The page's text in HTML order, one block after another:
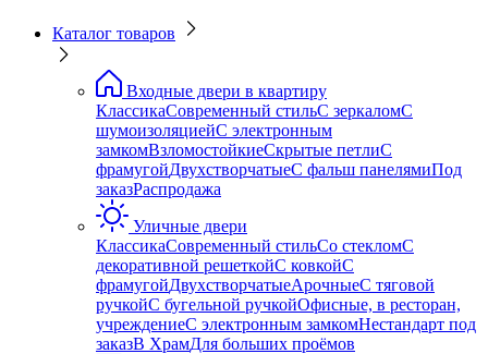
Каталог товаров
Входные двери в квартиру
КлассикаСовременный стильС зеркаломС
шумоизоляциейС электронным
замкомВзломостойкиеСкрытые петлиС
фрамугойДвухстворчатыеС фальш панелямиПод
заказРаспродажа
Уличные двери
КлассикаСовременный стильСо стекломС
декоративной решеткойС ковкойС
фрамугойДвухстворчатыеАрочныеС тяговой
ручкойС бугельной ручкойОфисные, в ресторан,
учреждениеС электронным замкомНестандарт под
заказВ ХрамДля больших проёмов